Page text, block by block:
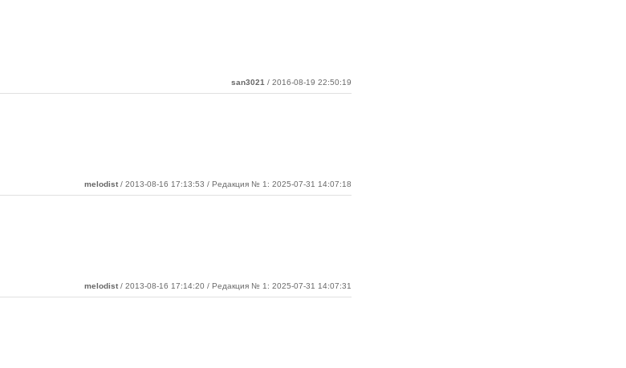
san3021 / 2016-08-19 22:50:19
melodist / 2013-08-16 17:13:53 / Редакция № 1: 2025-07-31 14:07:18
melodist / 2013-08-16 17:14:20 / Редакция № 1: 2025-07-31 14:07:31